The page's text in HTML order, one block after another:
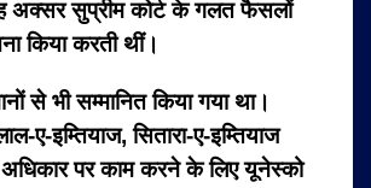
अक्सर सुप्रीम कोर्ट के गलत फैसलों
किया करती थीं।
से भी सम्मानित किया गया था।
ए-इम्तियाज, सितारा-ए-इम्तियाज
अधिकार पर काम करने के लिए यूनेस्को